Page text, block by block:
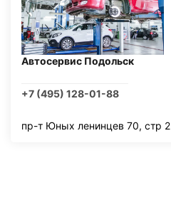
Автосервис Подольск
+7 (495) 128-01-88
пр-т Юных ленинцев 70, стр 2